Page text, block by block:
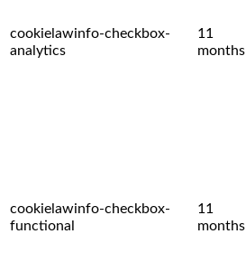
cookielawinfo-checkbox-
analytics
11
months
cookielawinfo-checkbox-
functional
11
months